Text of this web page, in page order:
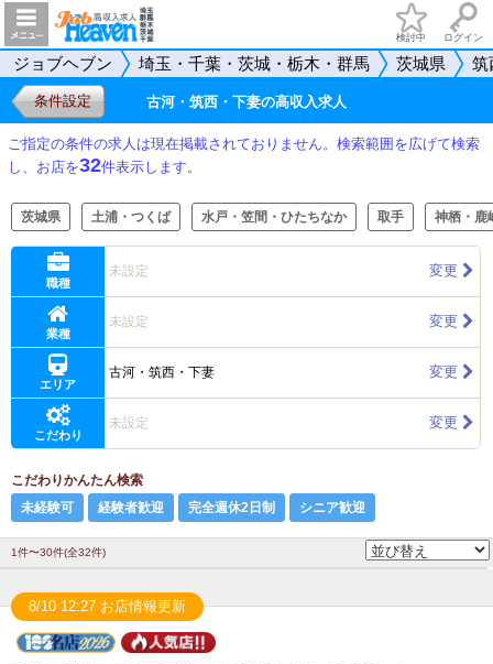
検討中 ログイン
ジョブヘブン 埼玉・千葉・茨城・栃木・群馬 茨城県 筑
条件設定 古河・筑西・下妻の高収入求人
ご指定の条件の求人は現在掲載されておりません。検索範囲を広げて検索
し、お店を32件表示します。
茨城県 土浦・つくば 水戸・笠間・ひたちなか 取手 神栖・鹿
職種
未設定 変更
業種
未設定 変更
エリア
古河・筑西・下妻 変更
こだわり
未設定 変更
こだわりかんたん検索
未経験可
経験者歓迎 完全週休2日制 シニア歓迎
1件〜30件(全32件)
8/10 12:27 お店情報更新